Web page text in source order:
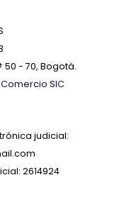
50 - 70, Bogotá.
SIC
judicial:
2614924